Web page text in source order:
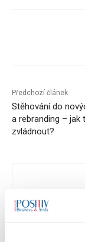
Předchozí článek
Stěhování do
a rebranding – jak
zvládnout?